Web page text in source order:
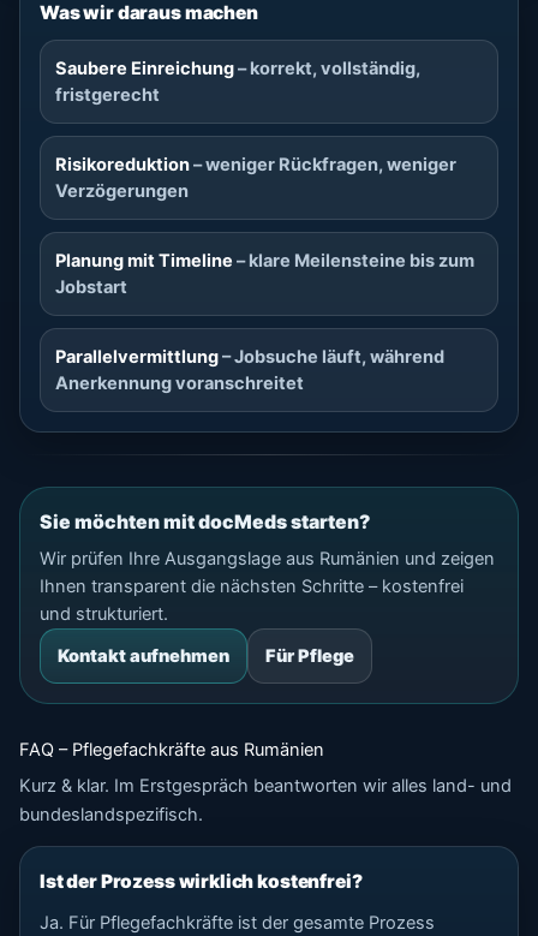
Was wir daraus machen
Saubere Einreichung– korrekt, vollständig,
fristgerecht
Risikoreduktion– weniger Rückfragen, weniger
Verzögerungen
Planung mit Timeline – klare Meilensteine bis zum
Jobstart
Parallelvermittlung– Jobsuche läuft, während
Anerkennung voranschreitet
Sie möchten mit docMeds starten?
Wir prüfen Ihre Ausgangslage aus Rumänien und zeigen
Ihnen transparent die nächsten Schritte – kostenfrei
und strukturiert.
Kontakt aufnehmen
Für Pflege
FAQ – Pflegefachkräfte aus Rumänien
Kurz & klar. Im Erstgespräch beantworten wir alles land- und
bundeslandspezifisch.
Ist der Prozess wirklich kostenfrei?
Ja. Für Pflegefachkräfte ist der gesamte Prozess